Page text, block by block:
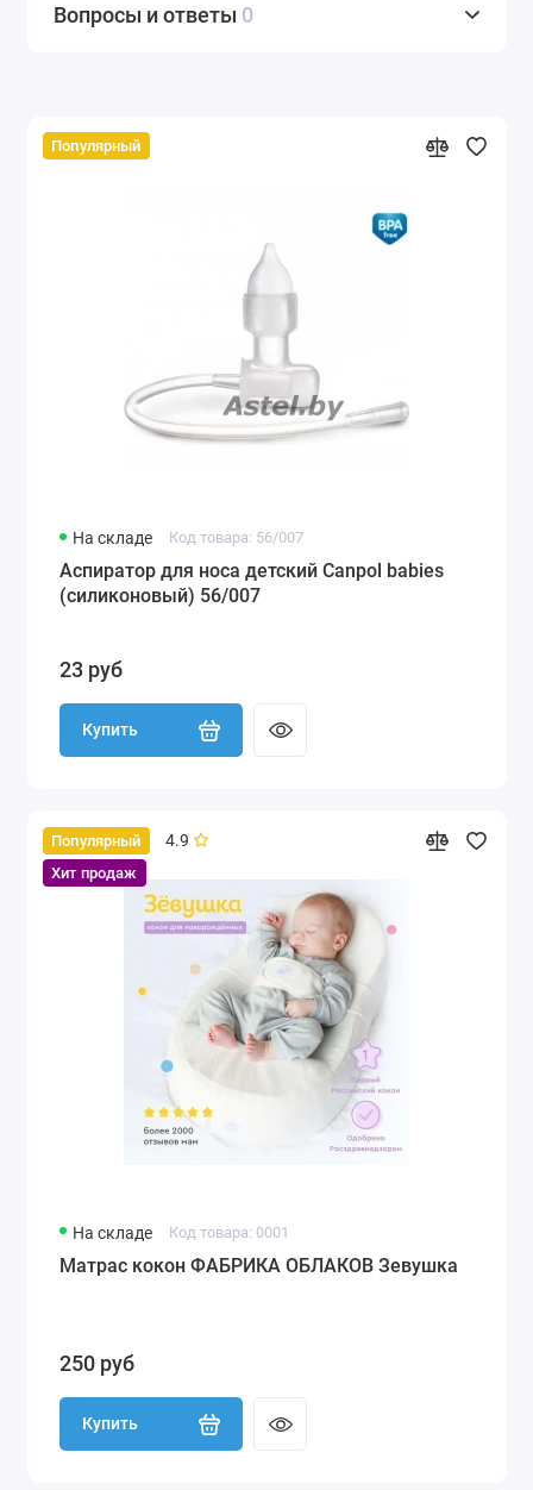
Вопросы и ответы 0
Популярный
На складе Код товара: 56/007
Аспиратор для носа детский Canpol babies
(силиконовый) 56/007
23 руб
Купить
Популярный
Хит продаж
4.9
На складе Код товара: 0001
Матрас кокон ФАБРИКА ОБЛАКОВ Зевушка
250 руб
Купить